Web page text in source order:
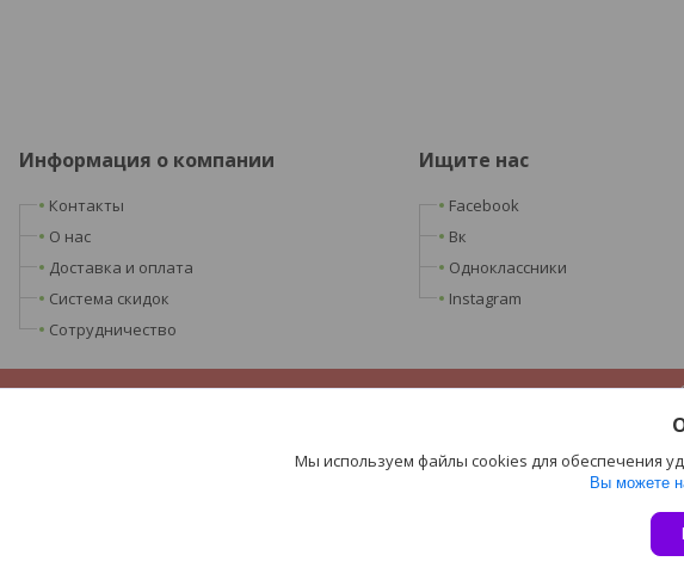
Информация о компании
Контакты
О нас
Доставка и оплата
Система скидок
Сотрудничество
Ищите нас
Facebook
Вк
Одноклассники
Instagram
Мы используем файлы cookies для обеспечения
Вы можете
ООО